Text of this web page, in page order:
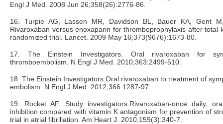
Engl J Med. 2008 Jun 26;358(26):2776-86.
16. Turpie AG, Lassen MR, Davidson BL, Bauer KA, Gent
Rivaroxaban versus enoxaparin for thromboprophylaxis after total
randomized trial. Lancet. 2009 May 16;373(9676):1673-80.
17. The Einstein Investigators. Oral rivaroxaban for
thromboembolism. N Engl J Med. 2010;363:2499-510.
18. The Einstein Investigators.Oral rivaroxaban to treatment of
embolism. N Engl J Med. 2012;366:1287-97.
19. Rocket AF. Study investigators.Rivaroxaban-once daily,
inhibition compared with vitamin K antagonism for prevention of
trial in atrial fibrillation. Am Heart J. 2010;159(3):340-7.